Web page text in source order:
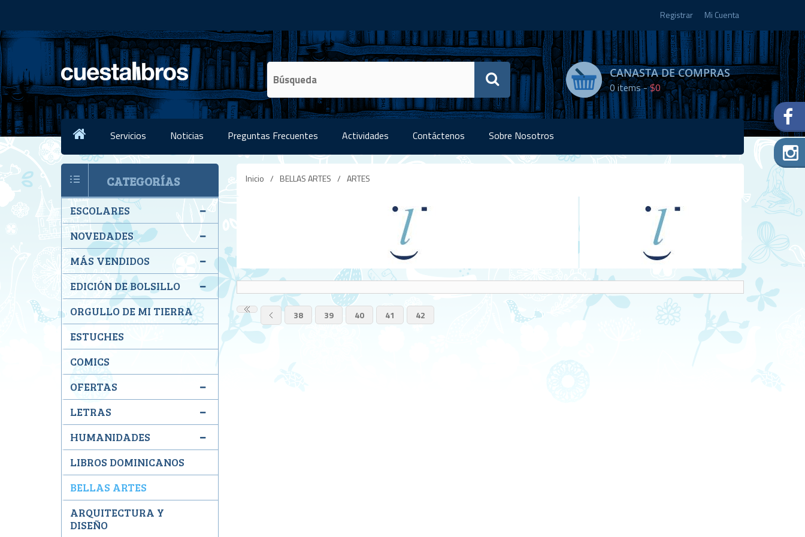
Registrar Mi Cuenta
CANASTA DE COMPRAS
0items -$0
Servicios Noticias Preguntas Frecuentes Actividades Contáctenos Sobre Nosotros
Inicio / BELLAS ARTES / ARTES
38 39 40 41 42
CATEGORÍAS
ESCOLARES
NOVEDADES
MÁS VENDIDOS
EDICIÓN DE BOLSILLO
ORGULLO DE MI TIERRA
ESTUCHES
COMICS
OFERTAS
LETRAS
HUMANIDADES
LIBROS DOMINICANOS
BELLAS ARTES
ARQUITECTURA Y
DISEÑO